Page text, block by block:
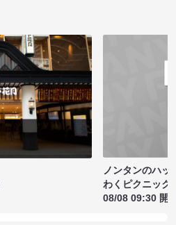
ノンタンのハッ
わくピクニック
08/08 09:30 開